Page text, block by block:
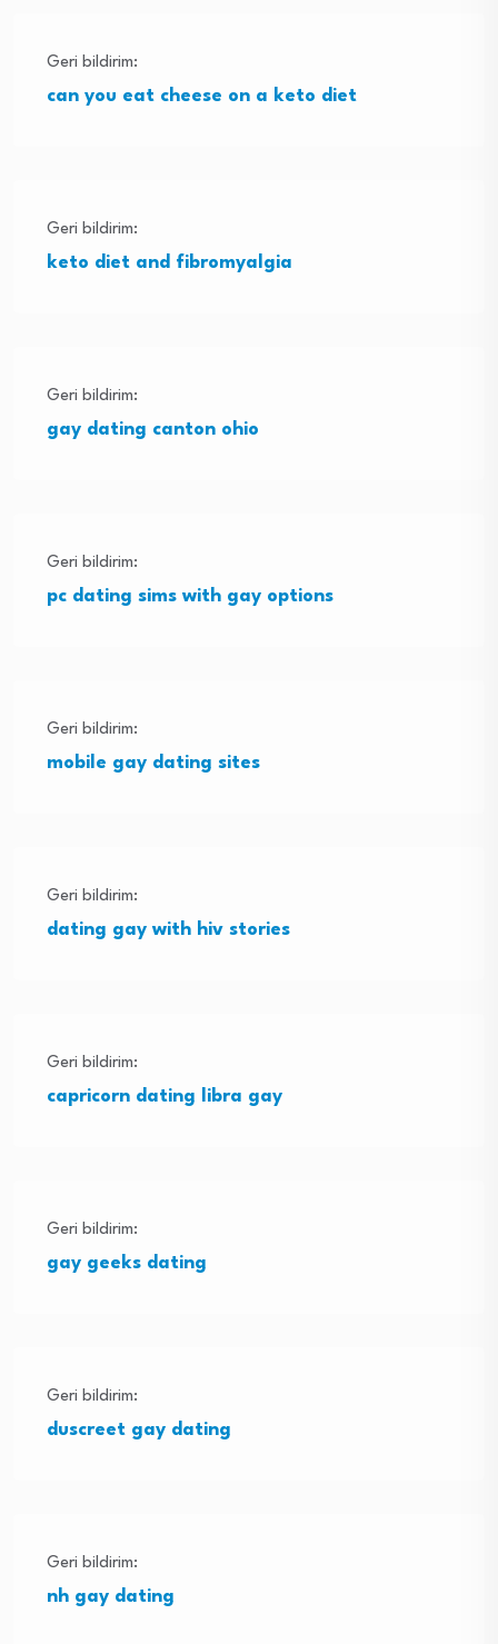
Geri bildirim:
can you eat cheese on a keto diet
Geri bildirim:
keto diet and fibromyalgia
Geri bildirim:
gay dating canton ohio
Geri bildirim:
pc dating sims with gay options
Geri bildirim:
mobile gay dating sites
Geri bildirim:
dating gay with hiv stories
Geri bildirim:
capricorn dating libra gay
Geri bildirim:
gay geeks dating
Geri bildirim:
duscreet gay dating
Geri bildirim:
nh gay dating